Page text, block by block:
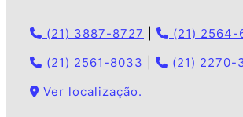
(21) 3887-8727
(21) 2564-
(21) 2561-8033
(21) 2270-
Ver localização.